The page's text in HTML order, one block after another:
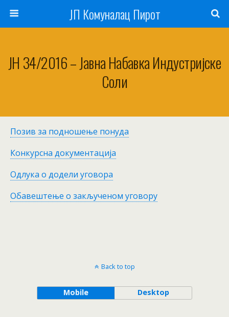
ЈП Комуналац Пирот
JН 34/2016 – Јавна Набавка Индустријске
Соли
Позив за подношење понуда
Конкурсна документација
Одлука о додели уговора
Обавештење о закљученом уговору
Back to top
Mobile Desktop